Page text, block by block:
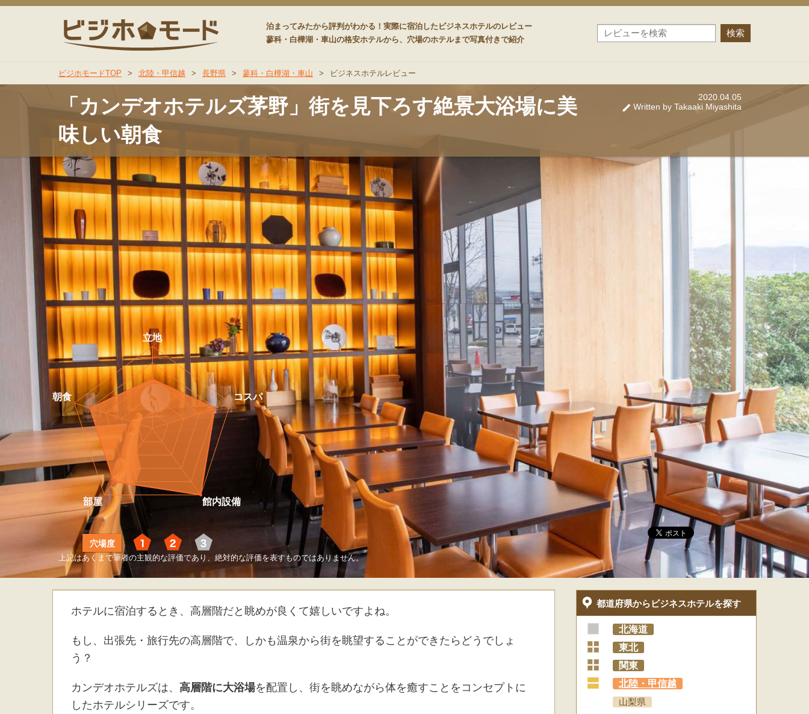
泊まってみたから評判がわかる！実際に宿泊したビジネスホテルのレビュー
蓼科・白樺湖・車山の格安ホテルから、穴場のホテルまで写真付きで紹介
ビジホモード
ビジホモードTOP > 北陸・甲信越 > 長野県 > 蓼科・白樺湖・車山 > ビジネスホテルレビュー
「カンデオホテルズ茅野」街を見下ろす絶景大浴場に美
味しい朝食
2020.04.05
Written by Takaaki Miyashita
穴場度
上記はあくまで筆者の主観的な評価であり、絶対的な評価を表すものではありません。
ホテルに宿泊するとき、高層階だと眺めが良くて嬉しいですよね。
もし、出張先・旅行先の高層階で、しかも温泉から街を眺望することができたらどうでしょ
う？
カンデオホテルズは、 高層階に大浴場を配置し、街を眺めながら体を癒すことをコンセプトに
したホテルシリーズです。
都道府県からビジネスホテルを探す
北海道
東北
関東
北陸・甲信越
山梨県